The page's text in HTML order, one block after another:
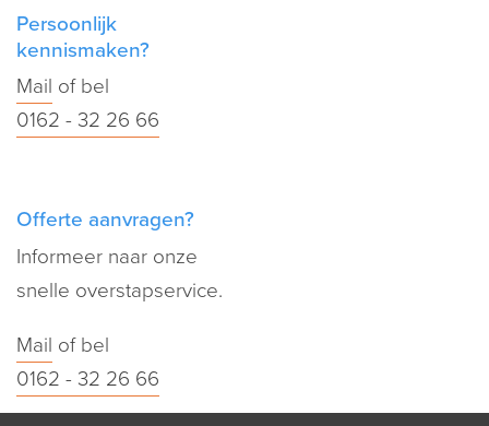
Persoonlijk
kennismaken?
Mail of bel
0162 - 32 26 66
Offerte aanvragen?
Informeer naar onze
snelle overstapservice.
Mail of bel
0162 - 32 26 66